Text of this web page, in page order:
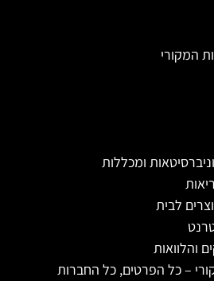
המקורי
ומכללות
לבית
והלוואות
– כל הפרטים, כל החברות